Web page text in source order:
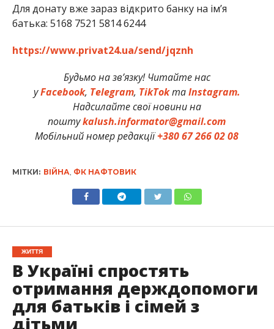
Для донату вже зараз відкрито банку на ім’я
батька: 5168 7521 5814 6244
https://www.privat24.ua/send/jqznh
Будьмо на зв’язку! Читайте нас
уFacebook, Telegram, TikTokтаInstagram.
Надсилайте свої новини на
поштуkalush.informator@gmail.com
Мобільний номер редакції+380 67 266 02 08
МІТКИ: ВІЙНА ФК НАФТОВИК
ЖИТТЯ
В Україні спростять
отримання держдопомоги
для батьків і сімей з
дітьми